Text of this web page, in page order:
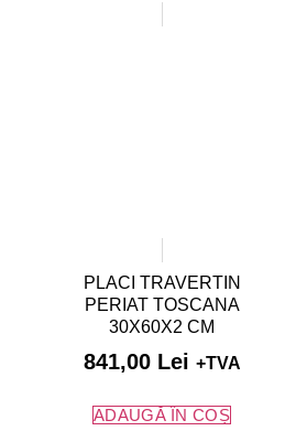
PLACI TRAVERTIN
PERIAT TOSCANA
30X60X2 CM
841,00 Lei +TVA
ADAUGĂ ÎN COȘ